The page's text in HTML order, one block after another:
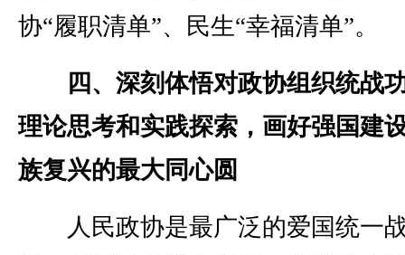
协“履职清单”、民生“幸福清单”。
四、深刻体悟对政协组织统战
理论思考和实践探索，画好强国建
族复兴的最大同心圆
人民政协是最广泛的爱国统一